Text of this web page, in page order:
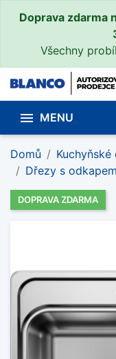
Doprava zdarma
Všechny
 MENU
Domů Kuchyňské
Dřezy s odkapem
DOPRAVA ZDARMA